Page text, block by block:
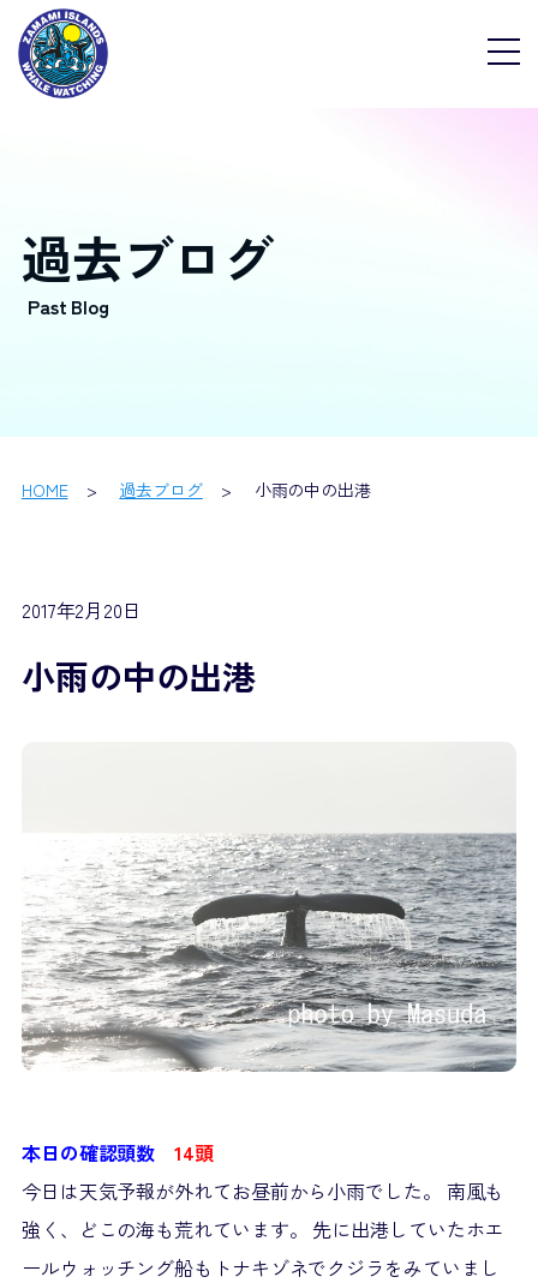
過去ブログ
HOME 過去ブログ 小雨の中の出港
2017年2月20日
小雨の中の出港
本日の確認頭数14頭
今日は天気予報が外れてお昼前から小雨でした。 南風も
強く、どこの海も荒れています。 先に出港していたホエ
ールウォッチング船もトナキゾネでクジラをみていまし